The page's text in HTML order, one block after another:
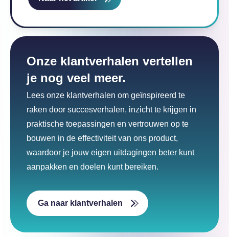
Onze klantverhalen vertellen
je nog veel meer.
Lees onze klantverhalen om geïnspireerd te
raken door succesverhalen, inzicht te krijgen in
praktische toepassingen en vertrouwen op te
bouwen in de effectiviteit van ons product,
waardoor je jouw eigen uitdagingen beter kunt
aanpakken en doelen kunt bereiken.
Ga naar klantverhalen